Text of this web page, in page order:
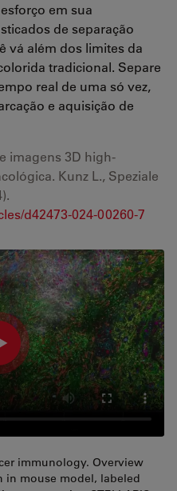
em sua
de separação
vá além dos limites da
tradicional. Separe
real de uma só vez,
e aquisição de
imagens 3D high-
Kunz L., Speziale
d42473-024-00260-7
immunology. Overview
in mouse model, labeled